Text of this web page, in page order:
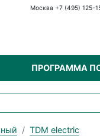
Москва +7 (495) 125-
ПРОГРАММА
TDM electric